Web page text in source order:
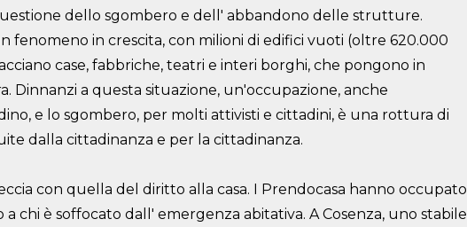
dello sgombero e dell' abbandono delle strutture.
in crescita, con milioni di edifici vuoti (oltre 620.000
case, fabbriche, teatri e interi borghi, che pongono in
Dinnanzi a questa situazione, un'occupazione, anche
e lo sgombero, per molti attivisti e cittadini, è una rottura di
dalla cittadinanza e per la cittadinanza.
con quella del diritto alla casa. I Prendocasa hanno occupato
chi è soffocato dall' emergenza abitativa. A Cosenza, uno stabile